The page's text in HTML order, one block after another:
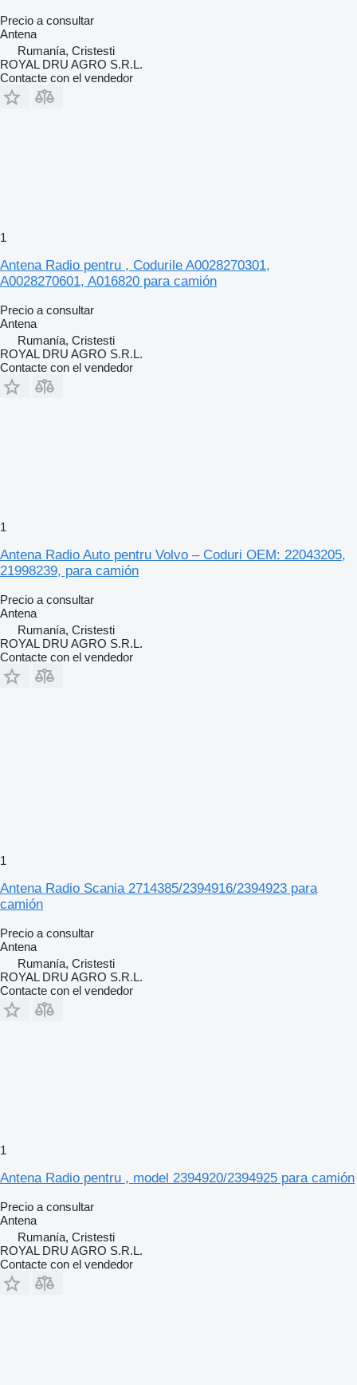
Precio a consultar
Antena
Rumanía, Cristesti
ROYAL DRU AGRO S.R.L.
Contacte con el vendedor
1
Antena Radio pentru , Codurile A0028270301,
A0028270601, A016820 para camión
Precio a consultar
Antena
Rumanía, Cristesti
ROYAL DRU AGRO S.R.L.
Contacte con el vendedor
1
Antena Radio Auto pentru Volvo – Coduri OEM: 22043205,
21998239, para camión
Precio a consultar
Antena
Rumanía, Cristesti
ROYAL DRU AGRO S.R.L.
Contacte con el vendedor
1
Antena Radio Scania 2714385/2394916/2394923 para
camión
Precio a consultar
Antena
Rumanía, Cristesti
ROYAL DRU AGRO S.R.L.
Contacte con el vendedor
1
Antena Radio pentru , model 2394920/2394925 para camión
Precio a consultar
Antena
Rumanía, Cristesti
ROYAL DRU AGRO S.R.L.
Contacte con el vendedor